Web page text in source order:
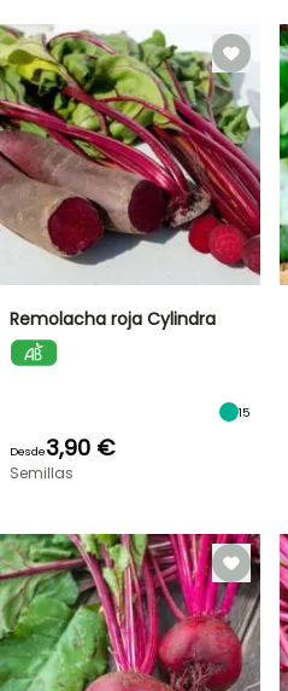
Remolacha roja Cylindra
15
Desde3,90 €
Semillas